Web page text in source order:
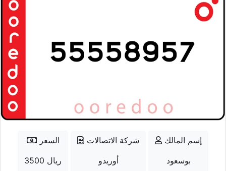
السعر
3500 ريال
شركة الاتصالات
أوريدو
إسم المالك
بوسعود